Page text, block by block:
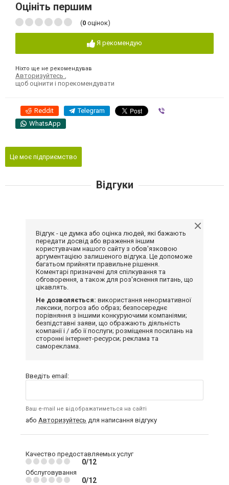
Оцініть першим
(0 оцінок)
Я рекомендую
Ніхто ще не рекомендував
Авторизуйтесь
щоб оцінити і порекомендувати
Reddit Telegram
WhatsApp
Це моє підприємство
Відгуки
Відгук - це думка або оцінка людей, які бажають
передати досвід або враження іншим
користувачам нашого сайту з обов'язковою
аргументацією залишеного відгука. Це допоможе
багатьом прийняти правильне рішення.
Коментарі призначені для спілкування та
обговорення, а також для роз'яснення питань, що
цікавлять.
Не дозволяється: використання ненормативної
лексики, погроз або образ; безпосереднє
порівняння з іншими конкуруючими компаніями;
безпідставні заяви, що ображають діяльність
компанії і / або її послуги; розміщення посилань на
сторонні інтернет-ресурси; реклама та
самореклама.
Введіть email:
Ваш e-mail не відображатиметься на сайті
або Авторизуйтесь для написання відгуку
Качество предоставляемых услуг
0/12
Обслуговування
0/12